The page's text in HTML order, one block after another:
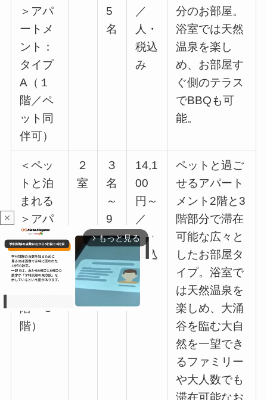
＞アパ
ートメ
ント：
タイプ
A（１
階／ペ
ット同
伴可）
5
名
／
人・
税込
み
分のお部屋。
浴室では天然
温泉を楽し
め、お部屋す
ぐ側のテラス
でBBQも可
能。
＜ペッ
トと泊
まれる
＞アパ
ートメ
ント：
タイプ
階～３
階）
２
室
３
名
～
9
名
14,1
00
円～
／
人・
税込
み
ペットと過ご
せるアパート
メント2階と3
階部分で滞在
可能な広々と
したお部屋タ
イプ。浴室で
は天然温泉を
楽しめ、大涌
谷を臨む大自
然を一望でき
るファミリー
や大人数でも
滞在可能なお
close
arrow_forward_ios もっと見る